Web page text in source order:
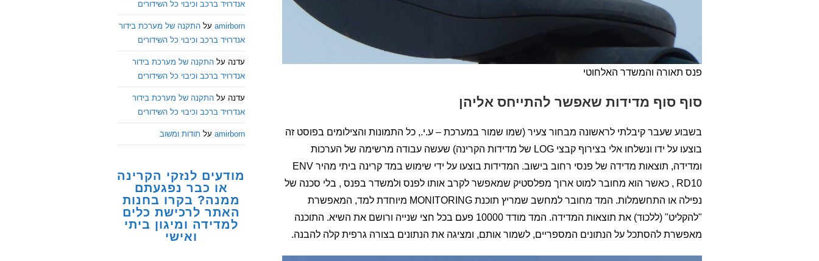
פנס תאורה והמשדר האלחוטי
סוף סוף מדידות שאפשר להתייחס אליהן
בשבוע שעבר קיבלתי לראשונה מבחור צעיר (שמו שמור במערכת – ע.י., כל התמונות והצילומים בפוסט זה
בוצעו על ידו ונשלחו אלי בצירוף קבצי LOG של מדידות הקרינה) שעשה עבודה מרשימה של הערכות
ומדידה, תוצאות מדידה של פנסי רחוב בישוב. המדידות בוצעו על ידי שימוש במד קרינה ביתי מהיר ENV
RD10 , כאשר הוא מחובר למוט ארוך מפלסטיק שמאפשר לקרב אותו לפנס ולמשדר בפנס , בלי סכנה של
נפילה או התחשמלות. המד מחובר למחשב שמריץ תוכנת MONITORING מיוחדת למד, המאפשרת
"להקליט" (ללכוד) את תוצאות המדידה. המד מודד 10000 פעם בכל חצי שנייה ורושם את השיא. התוכנה
מאפשרת להסתכל על הנתונים המספריים, לשמור אותם, ומציגה את הנתונים בצורה גרפית קלה להבנה.
אנדרויד ברכב וכיבוי כל השידורים
amirborn על התקנה של מערכת בידור
אנדרויד ברכב וכיבוי כל השידורים
עדנה על התקנה של מערכת בידור
אנדרויד ברכב וכיבוי כל השידורים
עדנה על התקנה של מערכת בידור
אנדרויד ברכב וכיבוי כל השידורים
amirborn על תודות ומשוב
מודעים לנזקי הקרינה
או כבר נפגעתם
ממנה? בקרו בחנות
האתר לרכישת כלים
למדידה ומיגון ביתי
ואישי